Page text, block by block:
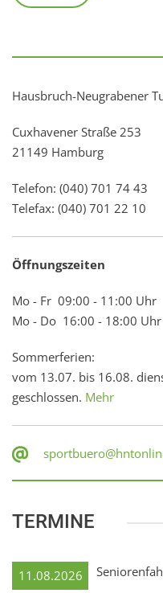
Hausbruch-Neugrabener
Cuxhavener Straße 253
21149 Hamburg
Telefon: (040) 701 74 43
Telefax: (040) 701 22 10
Öffnungszeiten
Mo - Fr 09:00 - 11:00 Uhr
Mo - Do 16:00 - 18:00 Uhr
Sommerferien:
vom 13.07. bis 16.08.
geschlossen. Mehr
TERMINE
11.08.2026